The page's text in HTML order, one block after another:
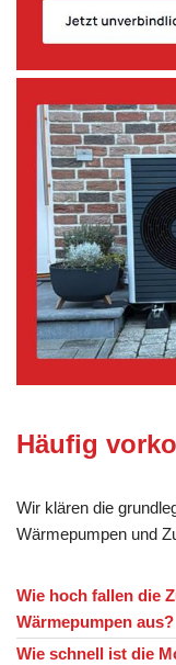
Häufig
Wir klären die
Wärmepumpen und
Wie hoch fallen die
Wärmepumpen aus?
Wie schnell ist die